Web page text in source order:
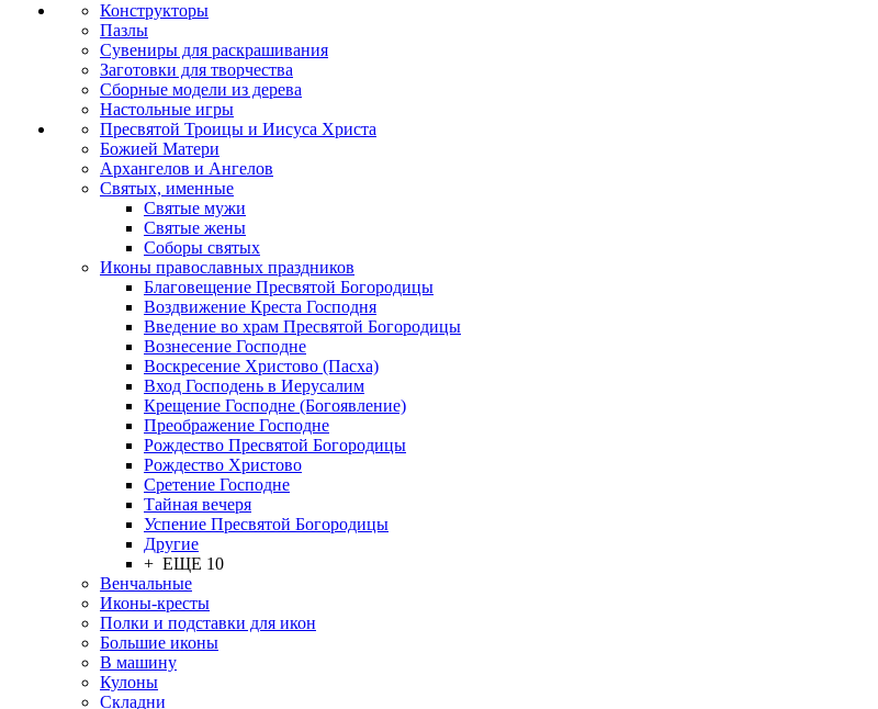
Конструкторы
Пазлы
Сувениры для раскрашивания
Заготовки для творчества
Сборные модели из дерева
Настольные игры
Пресвятой Троицы и Иисуса Христа
Божией Матери
Архангелов и Ангелов
Святых, именные
Святые мужи
Святые жены
Соборы святых
Иконы православных праздников
Благовещение Пресвятой Богородицы
Воздвижение Креста Господня
Введение во храм Пресвятой Богородицы
Вознесение Господне
Воскресение Христово (Пасха)
Вход Господень в Иерусалим
Крещение Господне (Богоявление)
Преображение Господне
Рождество Пресвятой Богородицы
Рождество Христово
Сретение Господне
Тайная вечеря
Успение Пресвятой Богородицы
Другие
+ ЕЩЕ 10
Венчальные
Иконы-кресты
Полки и подставки для икон
Большие иконы
В машину
Кулоны
Складни